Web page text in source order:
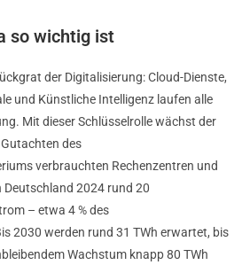
so wichtig ist
der Digitalisierung: Cloud-Dienste,
und Künstliche Intelligenz laufen alle
Mit dieser Schlüsselrolle wächst der
des
verbrauchten Rechenzentren und
Deutschland 2024 rund 20
– etwa 4 % des
2030 werden rund 31 TWh erwartet, bis
Wachstum knapp 80 TWh